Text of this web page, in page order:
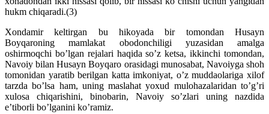
hukm chiqaradi.(3)
Xondamir keltirgan bu hikoyada bir tomondan Husayn
Boyqaroning mamlakat obodonchiligi yuzasidan amalga
oshirmoqchi bo’lgan rejalari haqida so’z ketsa, ikkinchi tomondan,
Navoiy bilan Husayn Boyqaro orasidagi munosabat, Navoiyga shoh
tomonidan yaratib berilgan katta imkoniyat, o’z muddaolariga xilof
tarzda bo’lsa ham, uning maslahat yoxud mulohazalaridan to’g’ri
xulosa chiqarishini, binobarin, Navoiy so’zlari uning nazdida
e’tiborli bo’lganini ko’ramiz.